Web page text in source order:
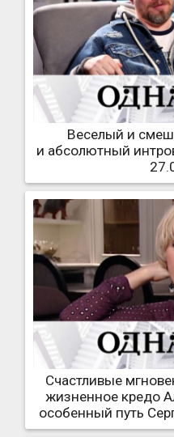
Веселый и
и абсолютный
Счастливые
жизненное кредо
особенный путь